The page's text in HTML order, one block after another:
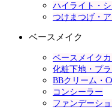
ハイライト・
つけまつげ・
ベースメイク
ベースメイク
化粧下地・プ
BBクリーム・
コンシーラー
ファンデーシ